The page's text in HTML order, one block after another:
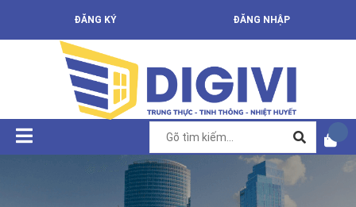
ĐĂNG KÝ ĐĂNG NHẬP